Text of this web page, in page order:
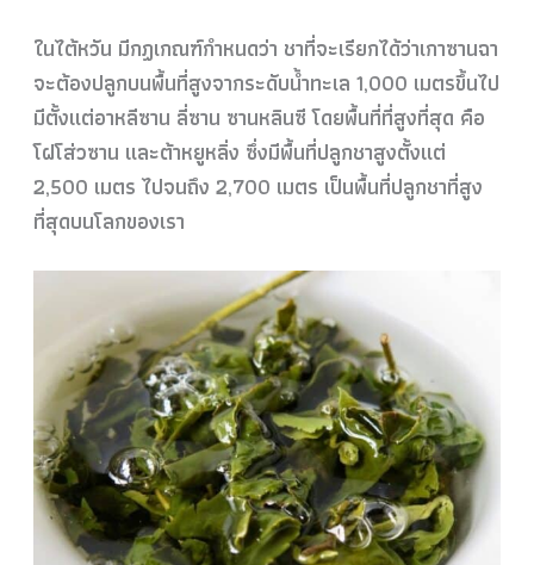
ในไต้หวัน มีกฏเกณฑ์กำหนดว่า ชาที่จะเรียกได้ว่าเกาซานฉา
จะต้องปลูกบนพื้นที่สูงจากระดับน้ำทะเล 1,000 เมตรขึ้นไป
มีตั้งแต่อาหลีซาน ลี่ซาน ซานหลินซี โดยพื้นที่ที่สูงที่สุด คือ
โฝโส่วซาน และต้าหยูหลิ่ง ซึ่งมีพื้นที่ปลูกชาสูงตั้งแต่
2,500 เมตร ไปจนถึง 2,700 เมตร เป็นพื้นที่ปลูกชาที่สูง
ที่สุดบนโลกของเรา